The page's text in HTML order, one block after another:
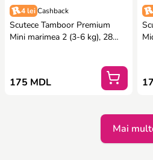
4 lei Cashback
Scutece Tamboor Premium
Mini marimea 2 (3-6 kg), 28
175 MDL
Mai